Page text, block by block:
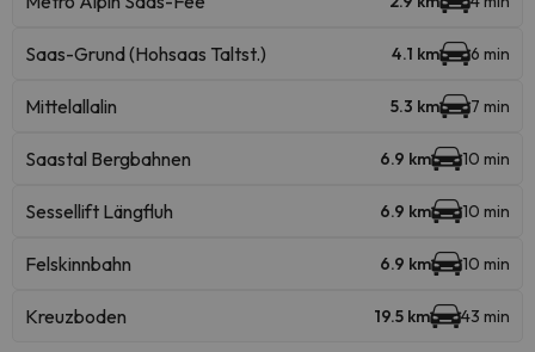
Saas-Grund (Hohsaas Taltst.) 4.1 km 6 min
Mittelallalin 5.3 km 7 min
Saastal Bergbahnen 6.9 km 10 min
Sessellift Längfluh 6.9 km 10 min
Felskinnbahn 6.9 km 10 min
Kreuzboden 19.5 km 43 min